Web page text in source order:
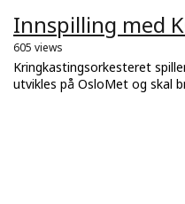
Innspilling med
605 views
Kringkastingsorkesteret
utvikles på OsloMet og skal